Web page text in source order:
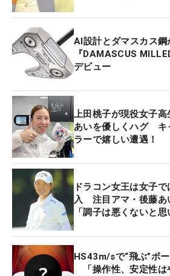
AI設計とダマスカス鋼
『DAMASCUS
デビュー
上田桃子が現役女子
あいを優しくハグ キ
ラーで嬉しい遭遇！
ドラコン女王は女子
入 注目アマ・後藤あ
「調子は悪くないと
HS43m/sで“飛ぶ”ボ
「操作性、安定性